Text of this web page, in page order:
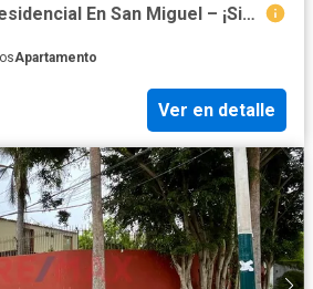
Nuevo Proyecto Residencial En San Miguel – ¡Sin Pago De Alcabala!
Apartamento
Ver en detalle